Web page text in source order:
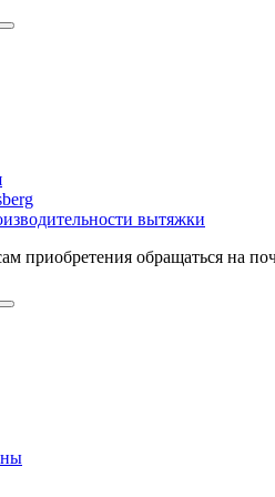
вытяжки
приобретения обращаться на